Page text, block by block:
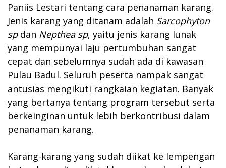
Paniis Lestari tentang cara penanaman karang.
Jenis karang yang ditanam adalah Sarcophyton
spdan Nepthea sp, yaitu jenis karang lunak
yang mempunyai laju pertumbuhan sangat
cepat dan sebelumnya sudah ada di kawasan
Pulau Badul. Seluruh peserta nampak sangat
antusias mengikuti rangkaian kegiatan. Banyak
yang bertanya tentang program tersebut serta
berkeinginan untuk lebih berkontribusi dalam
penanaman karang.
Karang-karang yang sudah diikat ke lempengan